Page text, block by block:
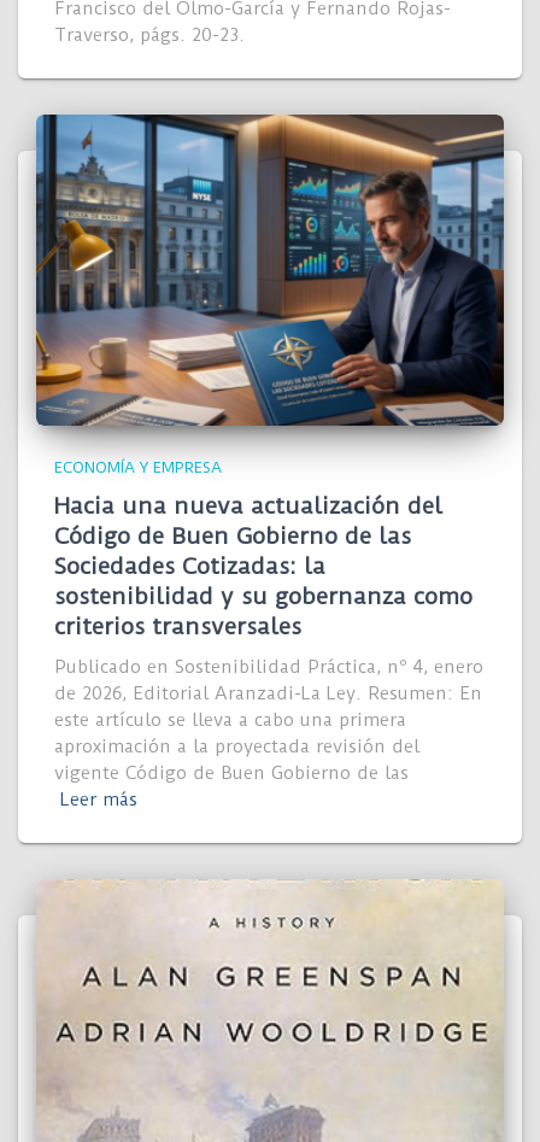
Francisco del Olmo-García y Fernando Rojas-
Traverso, págs. 20-23.
ECONOMÍA Y EMPRESA
Hacia una nueva actualización del
Código de Buen Gobierno de las
Sociedades Cotizadas: la
sostenibilidad y su gobernanza como
criterios transversales
Publicado en Sostenibilidad Práctica, nº 4, enero
de 2026, Editorial Aranzadi-La Ley. Resumen: En
este artículo se lleva a cabo una primera
aproximación a la proyectada revisión del
vigente Código de Buen Gobierno de las
Leer más